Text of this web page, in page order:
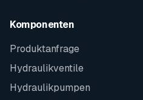
Komponenten
Produktanfrage
Hydraulikventile
Hydraulikpumpen